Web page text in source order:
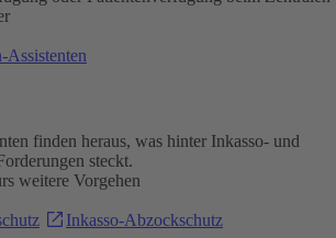
Assistenten
finden heraus, was hinter Inkasso- und
steckt.
weitere Vorgehen
Inkasso-Abzockschutz